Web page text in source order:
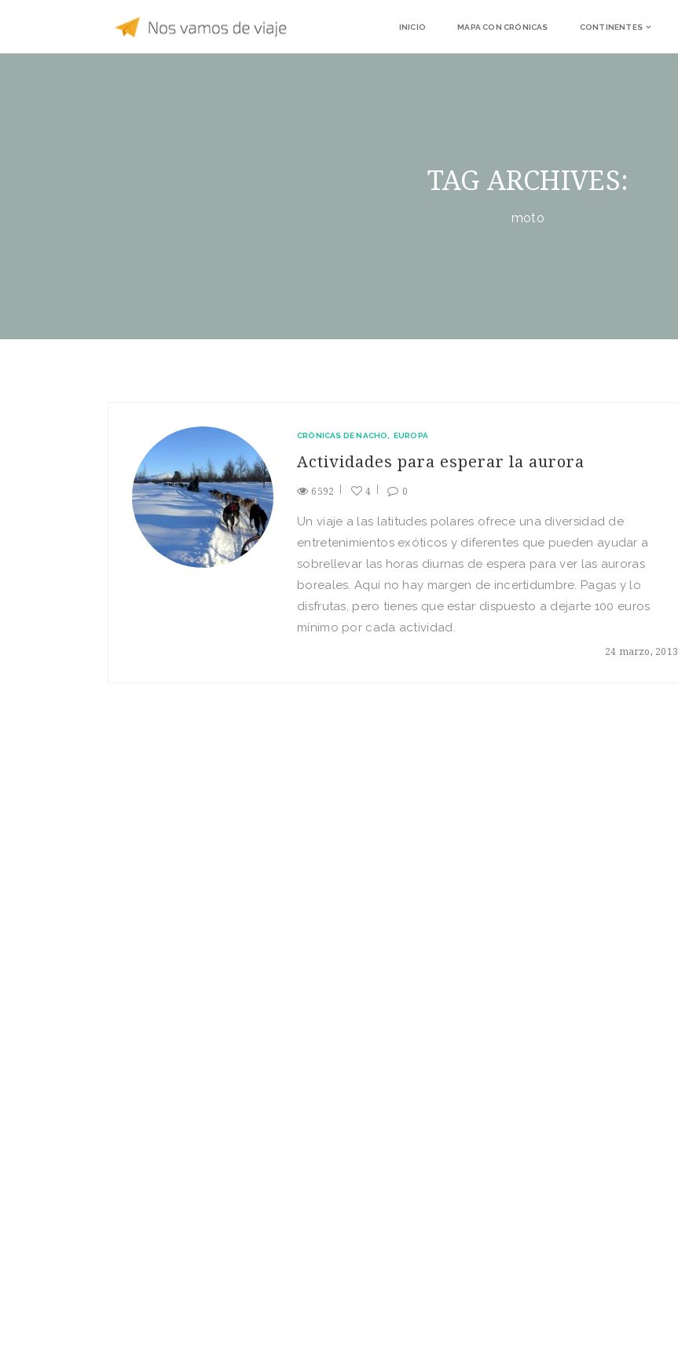
INICIO MAPA CON CRÓNICAS CONTINENTES
TAG ARCHIVES:
moto
CRÓNICAS DE NACHO EUROPA
Actividades para esperar la aurora
6592 4 0
24 marzo, 2013
Un viaje a las latitudes polares ofrece una diversidad de
entretenimientos exóticos y diferentes que pueden ayudar a
sobrellevar las horas diurnas de espera para ver las auroras
boreales. Aquí no hay margen de incertidumbre. Pagas y lo
disfrutas, pero tienes que estar dispuesto a dejarte 100 euros
mínimo por cada actividad.